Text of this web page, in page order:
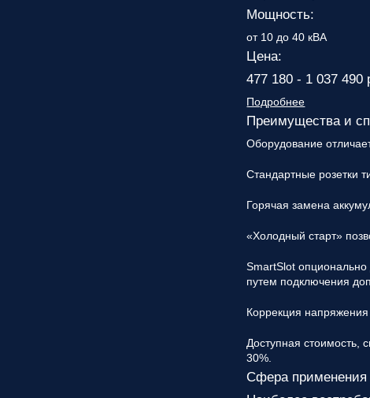
Мощность:
от 10 до 40 кВА
Цена:
477 180 - 1 037 490
Подробнее
Преимущества и
Оборудование
Стандартные розетки
Горячая замена
«Холодный старт»
SmartSlot
путем подключения
Коррекция
Доступная стоимость,
30%.
Сфера применения